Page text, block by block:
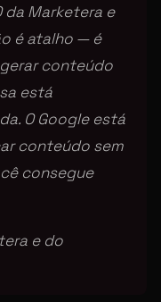
da Marketera e
é atalho — é
gerar conteúdo
está
O Google está
conteúdo sem
consegue
e do